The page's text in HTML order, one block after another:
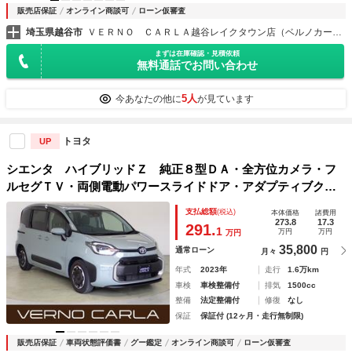
販売店保証 オンライン商談可 ローン仮審査
埼玉県越谷市
まずは在庫確認・見積依頼
無料通話でお問い合わせ
今あなたの他に5人が見ています
UP トヨタ
シエンタ ハイブリッドＺ 純正８型ＤＡ・全方位カメラ・フ
ルセグＴＶ・両側電動パワースライドドア・アダプティブクル
ーズコントロール・レーンキープアシスト・衝突軽減ブレー
キ・ブラインドスポットモニター・ＬＥＤヘッドライト・ＥＴ
Ｃ
支払総額(税込)
291.1 万円
本体価格
273.8
万円
諸費用
17.3
万円
通常ローン 月々 35,800 円
年式 2023年 走行
1.6万km
車検
車検整備付 排気
1500cc
整備
法定整備付 修復
なし
保証
保証付 (12ヶ月・走行無制限)
販売店保証 車両状態評価書 グー鑑定 オンライン商談可 ローン仮審査